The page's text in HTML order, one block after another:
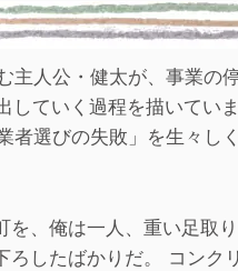
主人公・健太が、事業の
していく過程を描いてい
選びの失敗」を生々し
を、俺は一人、重い足取
したばかりだ。 コンク